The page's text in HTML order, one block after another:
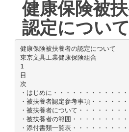
健康保険被
認定について
健康保険被扶養者の認定について
東京文具工業健康保険組合
1
目
次
・はじめに・・・・・・・・・・・
・被扶養者認定参考事項・・・・・
・被扶養者について・・・・・・・
・被扶養者の範囲・・・・・・・・
・添付書類一覧表・・・・・・・・